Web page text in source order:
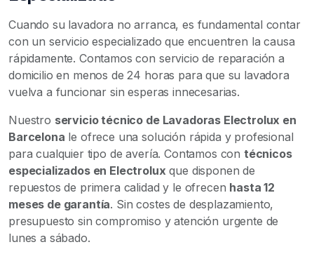
Cuando su lavadora no arranca, es fundamental contar
con un servicio especializado que encuentren la causa
rápidamente. Contamos con servicio de reparación a
domicilio en menos de 24 horas para que su lavadora
vuelva a funcionar sin esperas innecesarias.
Nuestro servicio técnico de Lavadoras Electrolux en
Barcelona le ofrece una solución rápida y profesional
para cualquier tipo de avería. Contamos con técnicos
especializados en Electrolux que disponen de
repuestos de primera calidad y le ofrecen hasta 12
meses de garantía. Sin costes de desplazamiento,
presupuesto sin compromiso y atención urgente de
lunes a sábado.